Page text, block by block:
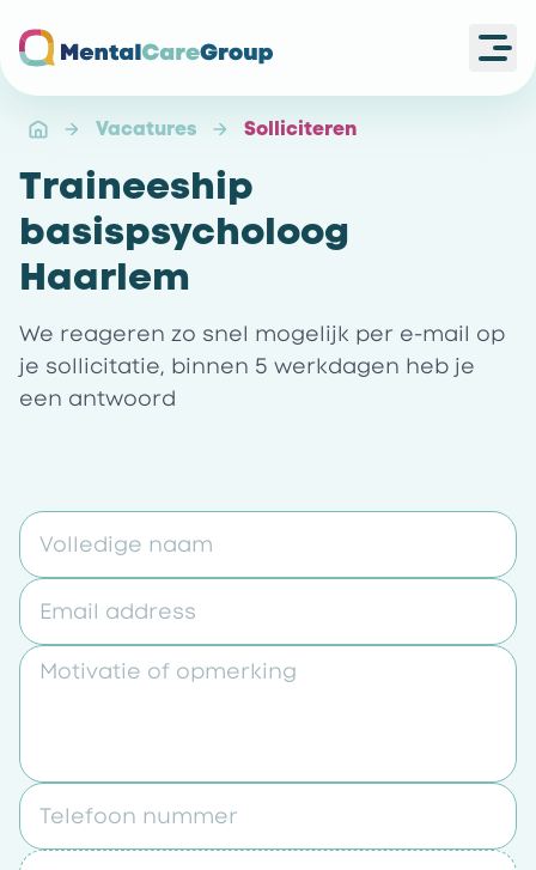
Vacatures Solliciteren
Traineeship
basispsycholoog
Haarlem
We reageren zo snel mogelijk per e-mail op
je sollicitatie, binnen 5 werkdagen heb je
een antwoord
Volledige naam
Email address
Motivatie of opmerking
Telefoon nummer